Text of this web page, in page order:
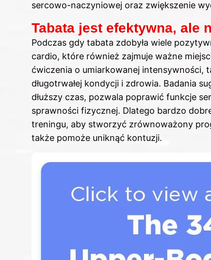
sercowo-naczyniowej oraz zwiększenie
Tabata jest efektywna, ale
Podczas gdy tabata zdobyła wiele
cardio, które również zajmuje ważne
ćwiczenia o umiarkowanej intensywności,
długotrwałej kondycji i zdrowia. Badania
dłuższy czas, pozwala poprawić funkcje
sprawności fizycznej. Dlatego bardzo
treningu, aby stworzyć zrównoważony
także pomoże uniknąć kontuzji.